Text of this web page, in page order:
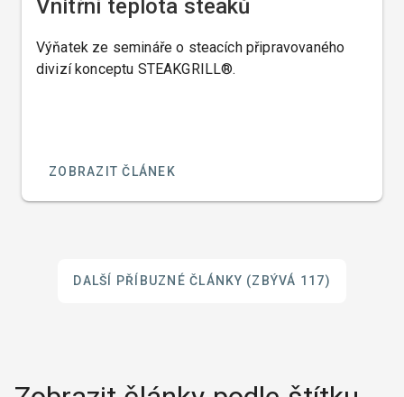
Vnitřní teplota steaků
Výňatek ze semináře o steacích připravovaného
divizí konceptu STEAKGRILL®.
ZOBRAZIT ČLÁNEK
DALŠÍ PŘÍBUZNÉ ČLÁNKY (ZBÝVÁ 117)